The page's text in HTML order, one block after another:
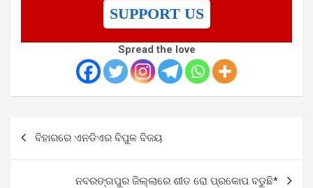
SUPPORT US
Spread the love
ବିହାରରେ ଏନଡିଏର ବିପୁଳ ବିଜୟ
ନବରଙ୍ଗପୁର ଜିଲ୍ଲାରେ ଶୀତ ରୋ ପ୍ରକୋପ ବଡୁଛି*